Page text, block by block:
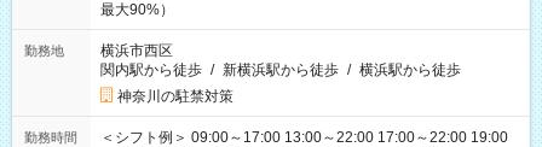
最大90%）
勤務地
横浜市西区
関内駅から徒歩 / 新横浜駅から徒歩 / 横浜駅から徒歩
神奈川の駐禁対策
勤務時間
＜シフト例＞ 09:00～17:00 13:00～22:00 17:00～22:00 19:00